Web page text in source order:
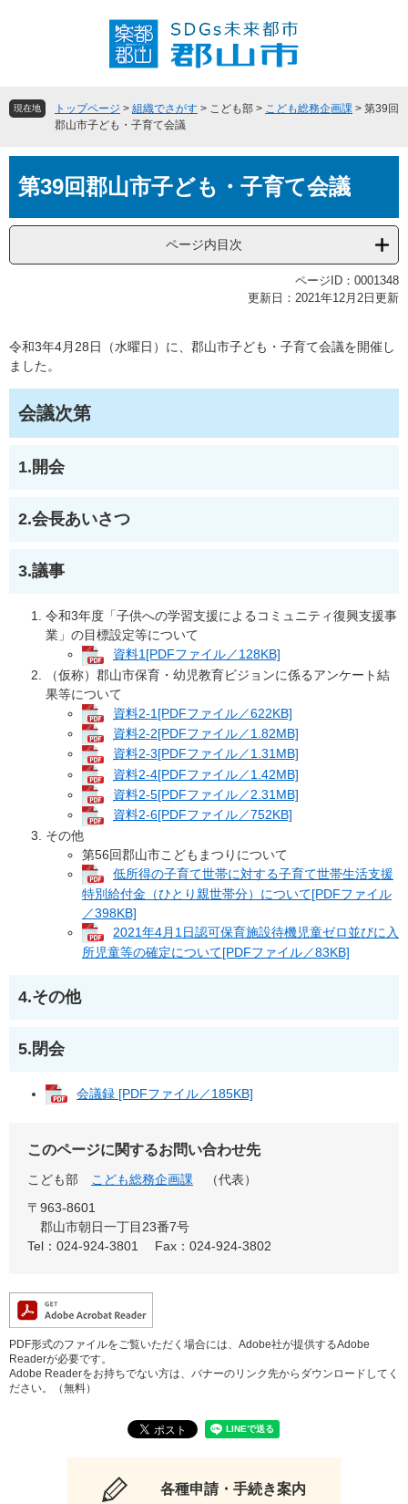
頭
飛
へ
現在地 トップページ > 組織でさがす > こども部 > こども総務企画課 > 第39回
郡山市子ども・子育て会議
文第39回郡山市子ども・子育て会議
ページ内目次
ページID：0001348
更新日：2021年12月2日更新
令和3年4月28日（水曜日）に、郡山市子ども・子育て会議を開催し
ました。
会議次第
1.開会
2.会長あいさつ
3.議事
令和3年度「子供への学習支援によるコミュニティ復興支援事
業」の目標設定等について
資料1[PDFファイル／128KB]
（仮称）郡山市保育・幼児教育ビジョンに係るアンケート結
果等について
資料2-1[PDFファイル／622KB]
資料2-2[PDFファイル／1.82MB]
資料2-3[PDFファイル／1.31MB]
資料2-4[PDFファイル／1.42MB]
資料2-5[PDFファイル／2.31MB]
資料2-6[PDFファイル／752KB]
その他
第56回郡山市こどもまつりについて
低所得の子育て世帯に対する子育て世帯生活支援
特別給付金（ひとり親世帯分）について[PDFファイル
／398KB]
2021年4月1日認可保育施設待機児童ゼロ並びに入
所児童等の確定について[PDFファイル／83KB]
4.その他
5.閉会
会議録 [PDFファイル／185KB]
このページに関するお問い合わせ先
こども部 こども総務企画課
（代表）
〒963-8601
郡山市朝日一丁目23番7号
Tel：024-924-3801
Fax：024-924-3802
PDF形式のファイルをご覧いただく場合には、Adobe社が提供するAdobe
Readerが必要です。
Adobe Readerをお持ちでない方は、バナーのリンク先からダウンロードしてく
ださい。（無料）
各種申請・手続き案内